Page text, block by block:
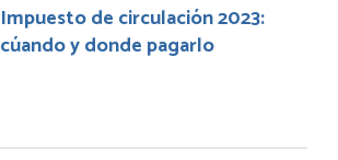
Impuesto de circulación 2023:
cúando y donde pagarlo